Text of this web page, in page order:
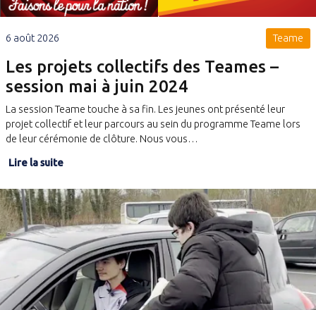
6 août 2026 Teame
Les projets collectifs des Teames –
session mai à juin 2024
La session Teame touche à sa fin. Les jeunes ont présenté leur
projet collectif et leur parcours au sein du programme Teame lors
de leur cérémonie de clôture. Nous vous…
Lire la suite